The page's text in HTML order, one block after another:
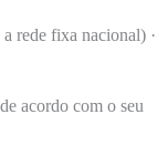
rede fixa nacional) ·
acordo com o seu